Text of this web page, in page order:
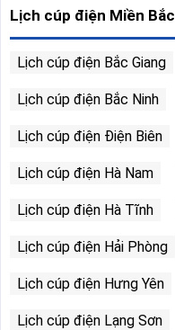
Lịch cúp điện Miền Bắc
Lịch cúp điện Bắc Giang
Lịch cúp điện Bắc Ninh
Lịch cúp điện Điện Biên
Lịch cúp điện Hà Nam
Lịch cúp điện Hà Tĩnh
Lịch cúp điện Hải Phòng
Lịch cúp điện Hưng Yên
Lịch cúp điện Lạng Sơn